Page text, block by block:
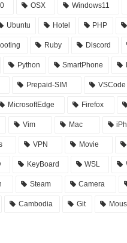
OSX Windows11
Ubuntu Hotel PHP
Ruby Discord
Python SmartPhone
Prepaid-SIM VSCode
MicrosoftEdge Firefox
Vim Mac
VPN Movie
KeyBoard WSL
Steam Camera
Cambodia Git